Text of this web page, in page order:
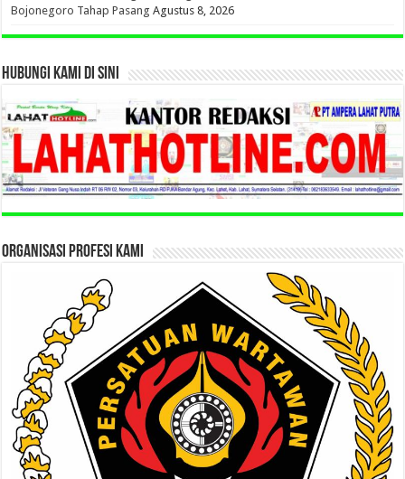
Bojonegoro Tahap Pasang Agustus 8, 2026
HUBUNGI KAMI DI SINI
ORGANISASI PROFESI KAMI